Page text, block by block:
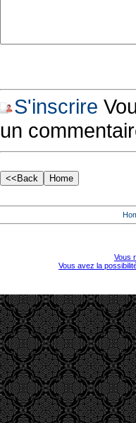
S'inscrire
un
Vous
Vous avez la